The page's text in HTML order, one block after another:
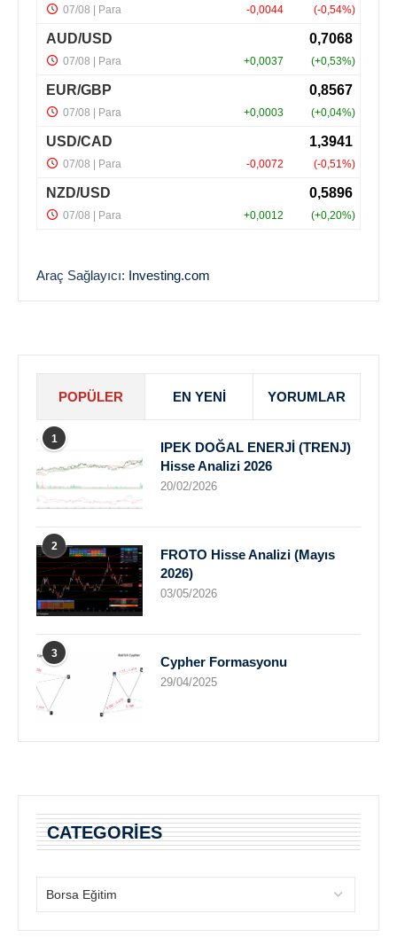
Araç Sağlayıcı: Investing.com
POPÜLER EN YENI YORUMLAR
1
IPEK DOĞAL ENERJİ (TRENJ)
Hisse Analizi 2026
20/02/2026
2
FROTO Hisse Analizi (Mayıs
2026)
03/05/2026
3
Cypher Formasyonu
29/04/2025
CATEGORIES